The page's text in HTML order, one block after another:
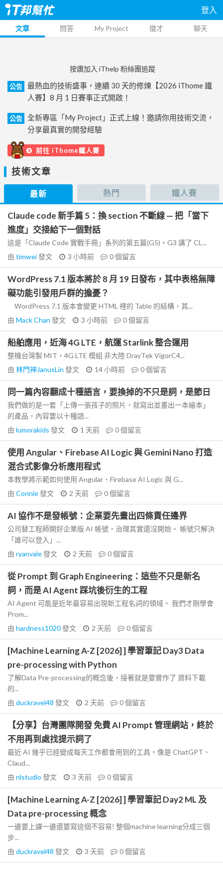
登入
文章 問答 My Project 徵才 聊天
按讚加入 iThelp 粉絲團追蹤
公告
最熱血的技術盛事，連續 30 天的修煉【2026 iThome 鐵
人賽】8 月 1 日賽事正式開啟！
公告
全新專區「My Project」正式上線！邀請你用技術交流，
分享最真實的開發經驗
前往 iThome鐵人賽
技術文章
最新 熱門 鐵人賽
Claude code 新手篇 5：換 section 不斷線 — 把「當下
進度」交接給下一個對話
這是「Claude Code 實戰手冊」系列的第五篇(G5)。G3 講了 CL...
由 timwei發文 3 小時前 0個留言
WordPress 7.1 版本將於 8 月 19 日發布，其中表格無障
礙功能引發用戶群的擔憂？
WordPress 7.1 版本會變更 HTML 裡的 Table 的結構，其...
由 Mack Chan 發文 3 小時前 0個留言
船舶應用，近海 4G LTE，航運 Starlink 整合運用
整機台灣製 MIT，4G LTE 模組 非大陸 DrayTek VigorC4...
由 林門神JanusLin 發文 14 小時前 0個留言
同一篇內容翻成十種語言，要換掉的不只是詞，是節日
我們做的是一套「上傳一張孩子的照片，就寫出並畫出一本繪本」
的產品，內容要以十種語...
由 lumorakids 發文 1 天前 0個留言
使用 Angular、Firebase AI Logic 與 Gemini Nano 打造
混合式影像分析應用程式
本教學將示範如何使用 Angular、Firebase AI Logic 與 G...
由 Connie發文 2 天前 0個留言
AI 協作不是發帳號：企業要先畫出四條責任邊界
公司替工程師開好企業版 AI 帳號，治理其實還沒開始。 帳號只解決
「誰可以登入」...
由 ryanvale發文 2 天前 0個留言
從 Prompt 到 Graph Engineering：這些不只是新名
詞，而是 AI Agent 踩坑後衍生的工程
AI Agent 可能是近年最容易出現新工程名詞的領域。 我們才剛學會
Prom...
由 hardness1020發文 2 天前 0個留言
[Machine Learning A-Z [2026] ] 學習筆記 Day3 Data
pre-processing with Python
了解Data Pre-processing的概念後，接著就是要實作了 資料下載
的...
由 duckravel48 發文 2 天前 0個留言
【分享】台灣團隊開發 免費 AI Prompt 管理網站，終於
不用再到處找提示詞了
最近 AI 幾乎已經變成每天工作都會用到的工具。像是 ChatGPT、
Claud...
由 nlstudio 發文 3 天前 0個留言
[Machine Learning A-Z [2026] ] 學習筆記 Day2 ML 及
Data pre-processing 概念
一邊要上課一邊還要寫這個不容易! 整個machine learning分成三個
步...
由 duckravel48 發文 3 天前 0個留言